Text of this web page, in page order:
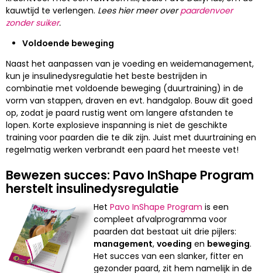
kauwtijd te verlengen. Lees hier meer overpaardenvoer
zonder suiker.
Voldoende beweging
Naast het aanpassen van je voeding en weidemanagement,
kun je insulinedysregulatie het beste bestrijden in
combinatie met voldoende beweging (duurtraining) in de
vorm van stappen, draven en evt. handgalop. Bouw dit goed
op, zodat je paard rustig went om langere afstanden te
lopen. Korte explosieve inspanning is niet de geschikte
training voor paarden die te dik zijn. Juist met duurtraining en
regelmatig werken verbrandt een paard het meeste vet!
Bewezen succes: Pavo InShape Program
herstelt insulinedysregulatie
Het Pavo InShape Program is een
compleet afvalprogramma voor
paarden dat bestaat uit drie pijlers:
management, voeding en beweging.
Het succes van een slanker, fitter en
gezonder paard, zit hem namelijk in de